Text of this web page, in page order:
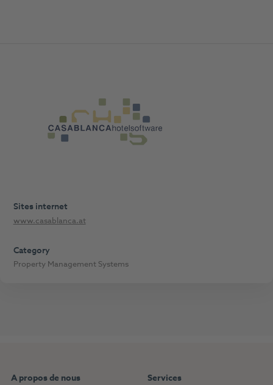
Sites internet
www.casablanca.at
Category
Property Management Systems
A propos de nous
Services